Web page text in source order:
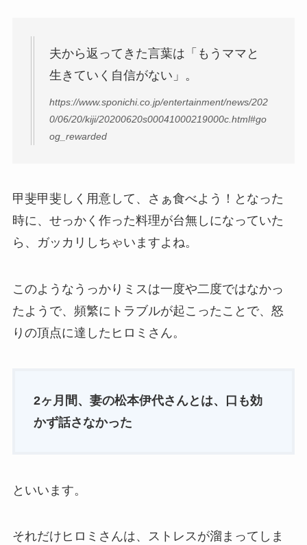
夫から返ってきた言葉は「もうママと
生きていく自信がない」。
https://www.sponichi.co.jp/entertainment/news/202
0/06/20/kiji/20200620s00041000219000c.html#go
og_rewarded
甲斐甲斐しく用意して、さぁ食べよう！となった
時に、せっかく作った料理が台無しになっていた
ら、ガッカリしちゃいますよね。
このようなうっかりミスは一度や二度ではなかっ
たようで、頻繁にトラブルが起こったことで、怒
りの頂点に達したヒロミさん。
2ヶ月間、妻の松本伊代さんとは、口も効
かず話さなかった
といいます。
それだけヒロミさんは、ストレスが溜まってしま